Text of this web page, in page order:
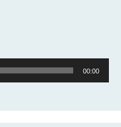
00:00